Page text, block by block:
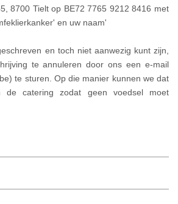
8700 Tielt op BE72 7765 9212 8416 met
en uw naam'
en toch niet aanwezig kunt zijn,
te annuleren door ons een e-mail
te sturen. Op die manier kunnen we dat
de catering zodat geen voedsel moet